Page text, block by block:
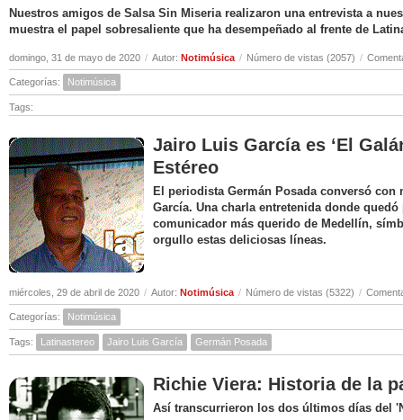
Nuestros amigos de Salsa Sin Miseria realizaron una entrevista a
muestra el papel sobresaliente que ha desempeñado al frente de
domingo, 31 de mayo de 2020 / Autor: Notimúsica / Número de vistas (2057) /
Categorías: Notimúsica
Tags:
Jairo Luis García es ‘El
Estéreo
El periodista Germán Posada conversó
García. Una charla entretenida donde
comunicador más querido de Medellín,
orgullo estas deliciosas líneas.
miércoles, 29 de abril de 2020 / Autor: Notimúsica / Número de vistas (5322) /
Categorías: Notimúsica
Tags: Latinastereo Jairo Luis García Germán Posada
Richie Viera: Historia de la
Así transcurrieron los dos últimos días del